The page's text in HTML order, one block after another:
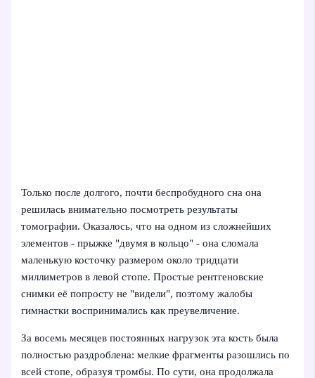
Только после долгого, почти беспробудного сна она
решилась внимательно посмотреть результаты
томографии. Оказалось, что на одном из сложнейших
элементов - прыжке "двумя в кольцо" - она сломала
маленькую косточку размером около тридцати
миллиметров в левой стопе. Простые рентгеновские
снимки её попросту не "видели", поэтому жалобы
гимнастки воспринимались как преувеличение.
За восемь месяцев постоянных нагрузок эта кость была
полностью раздроблена: мелкие фрагменты разошлись по
всей стопе, образуя тромбы. По сути, она продолжала